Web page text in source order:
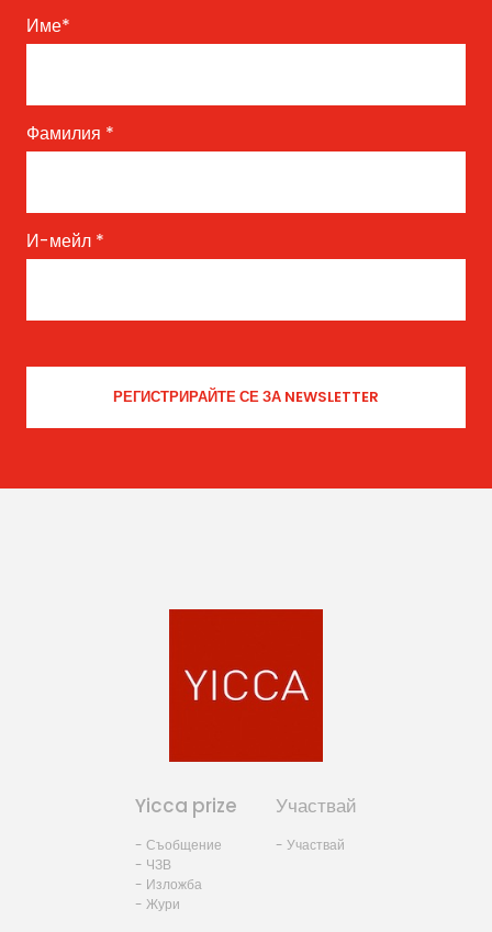
Име*
Фамилия *
И-мейл *
Yicca prize
- Съобщение
- ЧЗВ
- Изложба
- Жури
Участвай
- Участвай